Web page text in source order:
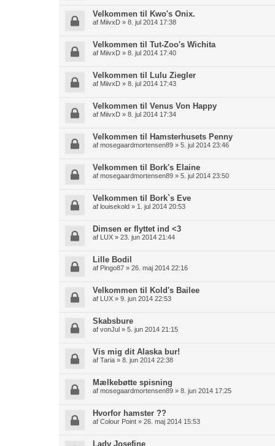
Velkommen til Kwo's Onix.
af MiivxD » 8. jul 2014 17:38
Velkommen til Tut-Zoo's Wichita
af MiivxD » 8. jul 2014 17:40
Velkommen til Lulu Ziegler
af MiivxD » 8. jul 2014 17:43
Velkommen til Venus Von Happy
af MiivxD » 8. jul 2014 17:34
Velkommen til Hamsterhusets Penny
af mosegaardmortensen89 » 5. jul 2014 23:46
Velkommen til Bork's Elaine
af mosegaardmortensen89 » 5. jul 2014 23:50
Velkommen til Bork`s Eve
af louisekold » 1. jul 2014 20:53
Dimsen er flyttet ind <3
af LUX » 23. jun 2014 21:44
Lille Bodil
af Pingo87 » 26. maj 2014 22:16
Velkommen til Kold's Bailee
af LUX » 9. jun 2014 22:53
Skabsbure
af vonJul » 5. jun 2014 21:15
Vis mig dit Alaska bur!
af Taria » 8. jun 2014 22:38
Mælkebøtte spisning
af mosegaardmortensen89 » 8. jun 2014 17:25
Hvorfor hamster ??
af Colour Point » 26. maj 2014 15:53
Lady Josefine